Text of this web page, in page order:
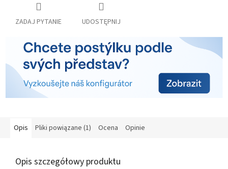
ZADAJ PYTANIE UDOSTĘPNIJ
Opis Pliki powiązane (1) Ocena Opinie
Opis szczegółowy produktu